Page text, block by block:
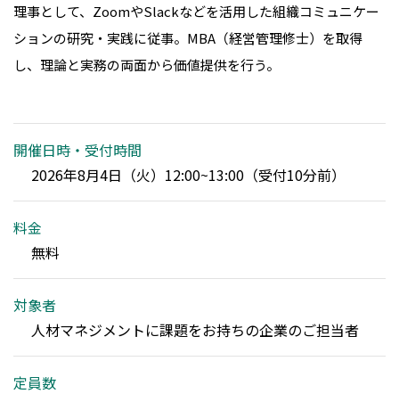
理事として、ZoomやSlackなどを活用した組織コミュニケー
ションの研究・実践に従事。MBA（経営管理修士）を取得
し、理論と実務の両面から価値提供を行う。
開催日時・受付時間
2026年8月4日（火）12:00~13:00（受付10分前）
料金
無料
対象者
人材マネジメントに課題をお持ちの企業のご担当者
定員数